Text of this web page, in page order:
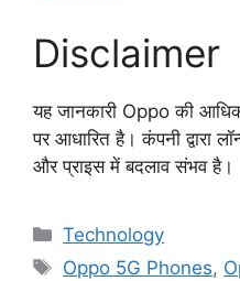
Disclaimer
यह जानकारी Oppo की
पर आधारित है। कंपनी द्वारा
और प्राइस में बदलाव संभव है।
Categories
Technology
Tags
Oppo 5G Phones,